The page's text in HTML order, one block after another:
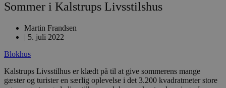
Sommer i Kalstrups Livsstilshus
Martin Frandsen
| 5. juli 2022
Blokhus
Kalstrups Livsstilhus er klædt på til at give sommerens mange
gæster og turister en særlig oplevelse i det 3.200 kvadratmeter store